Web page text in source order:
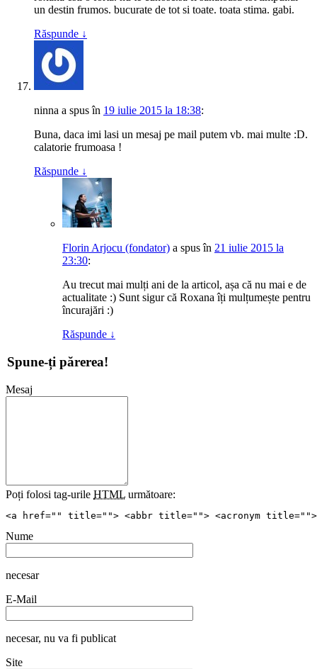
un destin frumos. bucurate de tot si toate. toata stima. gabi.
Răspunde ↓
ninna a spusîn 19 iulie 2015 la 18:38:
Buna, daca imi lasi un mesaj pe mail putem vb. mai multe :D.
calatorie frumoasa !
Răspunde ↓
Florin Arjocu (fondator) a spusîn 21 iulie 2015 la
23:30:
Au trecut mai mulți ani de la articol, așa că nu mai e de
actualitate :) Sunt sigur că Roxana îți mulțumește pentru
încurajări :)
Răspunde ↓
Spune-ți părerea!
Mesaj
Poți folosi tag-urile HTML următoare:
<a href="" title=""> <abbr title=""> <acronym title="">
Nume
necesar
E-Mail
necesar, nu va fi publicat
Site